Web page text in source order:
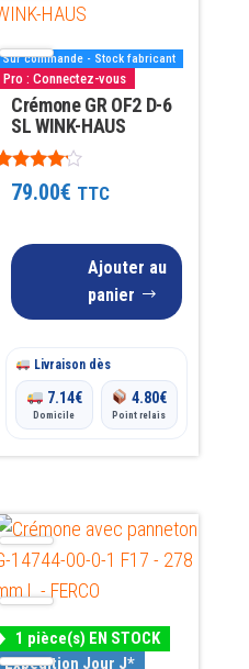
Sur commande - Stock fabricant
Pro : Connectez-vous
Crémone GR OF2 D-6
SL WINK-HAUS
Note
4.0079.00€ TTC
Ajouter au
panier
Livraison dès
7.14€
Domicile
4.80€
Point relais
1 pièce(s) EN STOCK
Expédition Jour J*